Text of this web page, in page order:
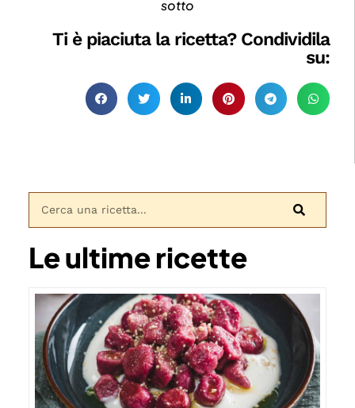
sotto
Ti è piaciuta la ricetta? Condividila
su:
Le ultime ricette